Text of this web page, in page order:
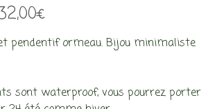
€Plage
de
23,00€
pendentif ormeau. Bijou minimaliste
sont waterproof, vous pourrez porter